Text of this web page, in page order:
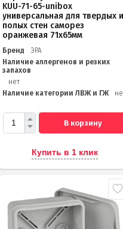
KUU-71-65-unibox
универсальная для твердых
полых стен саморез
оранжевая 71х65мм
Бренд
ЭРА
Наличие аллергенов и резких
запахов
нет
Наличие категории ЛВЖ и ГЖ
В корзину
Купить в 1 клик